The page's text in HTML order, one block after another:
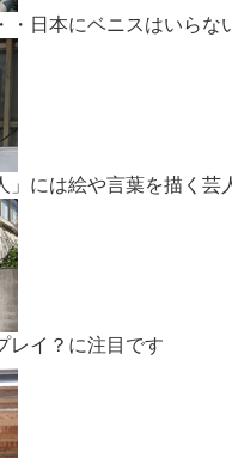
・日本にベニスはいらな
」には絵や言葉を描く芸
レイ？に注目です